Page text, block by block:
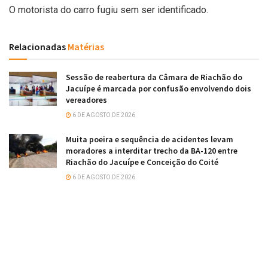
O motorista do carro fugiu sem ser identificado.
Relacionadas Matérias
Sessão de reabertura da Câmara de Riachão do
Jacuípe é marcada por confusão envolvendo dois
vereadores
6 DE AGOSTO DE 2026
Muita poeira e sequência de acidentes levam
moradores a interditar trecho da BA-120 entre
Riachão do Jacuípe e Conceição do Coité
6 DE AGOSTO DE 2026